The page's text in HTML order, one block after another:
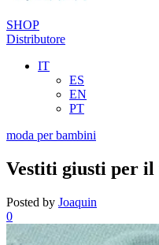
SHOP
Distributore
IT
ES
EN
PT
moda per bambini
Vestiti giusti per il
Posted by Joaquin
0